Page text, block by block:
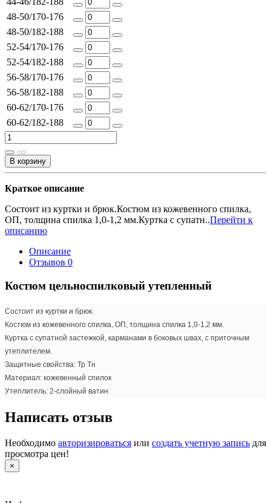
48-50/170-176
48-50/182-188
52-54/170-176
52-54/182-188
56-58/170-176
56-58/182-188
60-62/170-176
60-62/182-188
В корзину
Краткое описание
Состоит из куртки и брюк.Костюм из кожевенного спилка,
ОП, толщина спилка 1,0-1,2 мм.Куртка с супатн..Перейти к
описанию
Описание
Отзывов 0
Костюм цельноспилковый утепленный
Состоит из куртки и брюк.
Костюм из кожевенного спилка, ОП, толщина спилка 1,0-1,2 мм.
Куртка с супатной застежкой, карманами в боковых швах, с приточным
утеплителем.
Защитные свойства: Тр Тн
Материал: кожевенный спилок
Утеплитель: 2-слойный ватин
Написать отзыв
Необходимо авторизироваться или создать учетную запись для
просмотра цен!
×